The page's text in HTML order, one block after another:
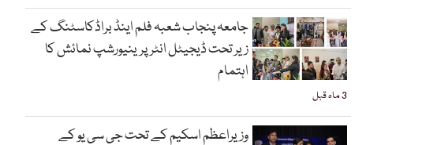
3 ماہ قبل
جامعہ پنجاب شعبہ فلم اینڈ براڈکاسٹنگ کے
زیر تحت ڈیجیٹل انٹرپرینیورشپ نمائش کا
اہتمام
وزیراعظم اسکیم کے تحت جی سی یو کے